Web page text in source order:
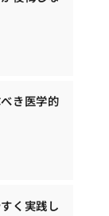
き医学的
く実践し